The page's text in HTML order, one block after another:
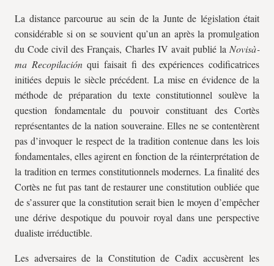
La distance parcourue au sein de la Junte de législation était
considérable si on se souvient qu’un an après la promulgation
du Code civil des Français, Charles IV avait publié la Novisà­
ma Recopilaciónqui faisait fi des expériences codificatrices
initiées depuis le siècle précédent. La mise en évidence de la
méthode de préparation du texte constitutionnel soulève la
question fondamentale du pouvoir constituant des Cortès
représentantes de la nation souveraine. Elles ne se contentèrent
pas d’invoquer le respect de la tradition contenue dans les lois
fondamentales, elles agirent en fonction de la réinterprétation de
la tradition en termes constitutionnels modernes. La finalité des
Cortès ne fut pas tant de restaurer une constitution oubliée que
de s’assurer que la constitution serait bien le moyen d’empêcher
une dérive despotique du pouvoir royal dans une perspective
dualiste irréductible.
Les adversaires de la Constitution de Cadix accusèrent les